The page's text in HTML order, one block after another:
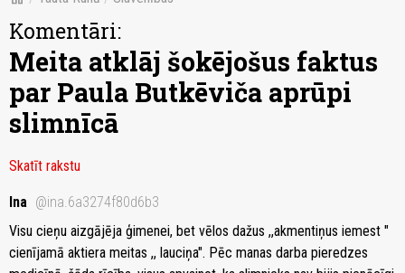
Komentāri:
Meita atklāj šokējošus faktus
par Paula Butkēviča aprūpi
slimnīcā
Skatīt rakstu
Ina @ina.6a3274f80d6b3
Visu cieņu aizgājēja ģimenei, bet vēlos dažus ,,akmentiņus iemest "
cienījamā aktiera meitas ,, lauciņa". Pēc manas darba pieredzes